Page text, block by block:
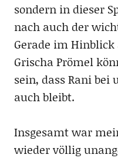
sondern in dieser
nach auch der
Gerade im Hinblick
Grischa Prömel
sein, dass Rani
auch bleibt.
Insgesamt war
wieder völlig